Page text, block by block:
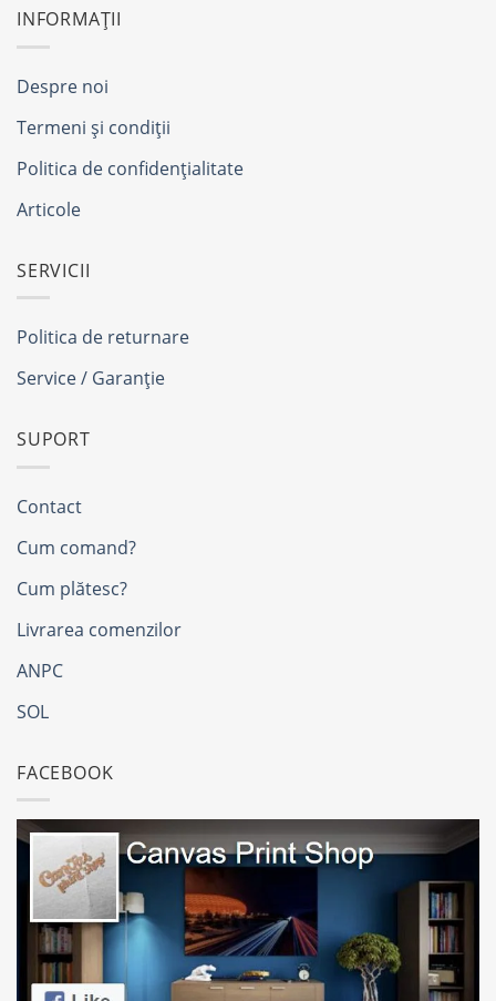
INFORMAȚII
Despre noi
Termeni și condiții
Politica de confidențialitate
Articole
SERVICII
Politica de returnare
Service / Garanție
SUPORT
Contact
Cum comand?
Cum plătesc?
Livrarea comenzilor
ANPC
SOL
FACEBOOK